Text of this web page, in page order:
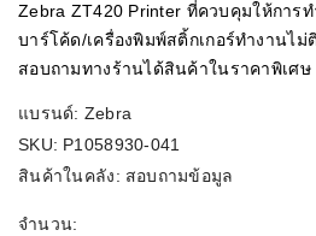
Zebra ZT420 Printer ที่ควบคุมให้การ
บาร์โค้ด/เครื่องพิมพ์สติ้กเกอร์ทำงานไ
สอบถามทางร้านได้สินค้าในราคาพิเศษ
แบรนด์: Zebra
SKU: P1058930-041
สินค้าในคลัง: สอบถามข้อมูล
จำนวน: